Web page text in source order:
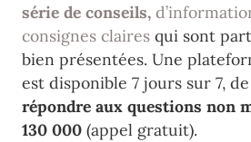
série de conseils,
consignes claires qui sont
bien présentées. Une
est disponible 7 jours sur 7, de
répondre aux questions non
130 000 (appel gratuit).